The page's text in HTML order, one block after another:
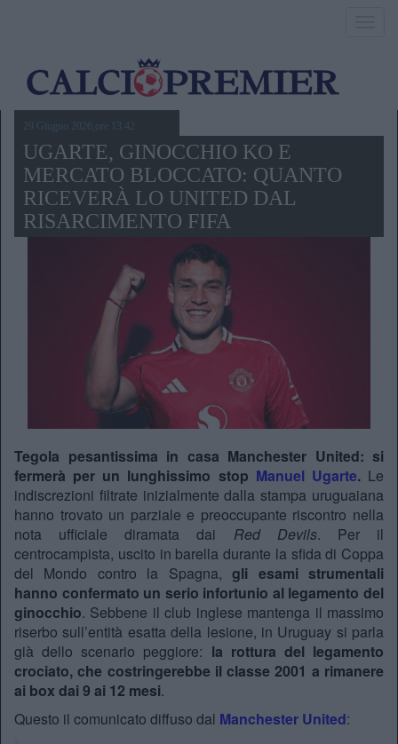
29 Giugno 2026,ore 13.42
UGARTE, GINOCCHIO KO E
MERCATO BLOCCATO: QUANTO
RICEVERÀ LO UNITED DAL
RISARCIMENTO FIFA
Tegola pesantissima in casa Manchester United: si
fermerà per un lunghissimo stop Manuel Ugarte.Le
indiscrezioni filtrate inizialmente dalla stampa uruguaiana
hanno trovato un parziale e preoccupante riscontro nella
nota ufficiale diramata dai Red Devils. Per il
centrocampista, uscito in barella durante la sfida di Coppa
del Mondo contro la Spagna,gli esami strumentali
hanno confermato un serio infortunio al legamento del
ginocchio. Sebbene il club inglese mantenga il massimo
riserbo sull’entità esatta della lesione, in Uruguay si parla
già dello scenario peggiore: la rottura del legamento
crociato, che costringerebbe il classe 2001 a rimanere
ai box dai 9 ai 12 mesi.
Questo il comunicato diffuso dal Manchester United: